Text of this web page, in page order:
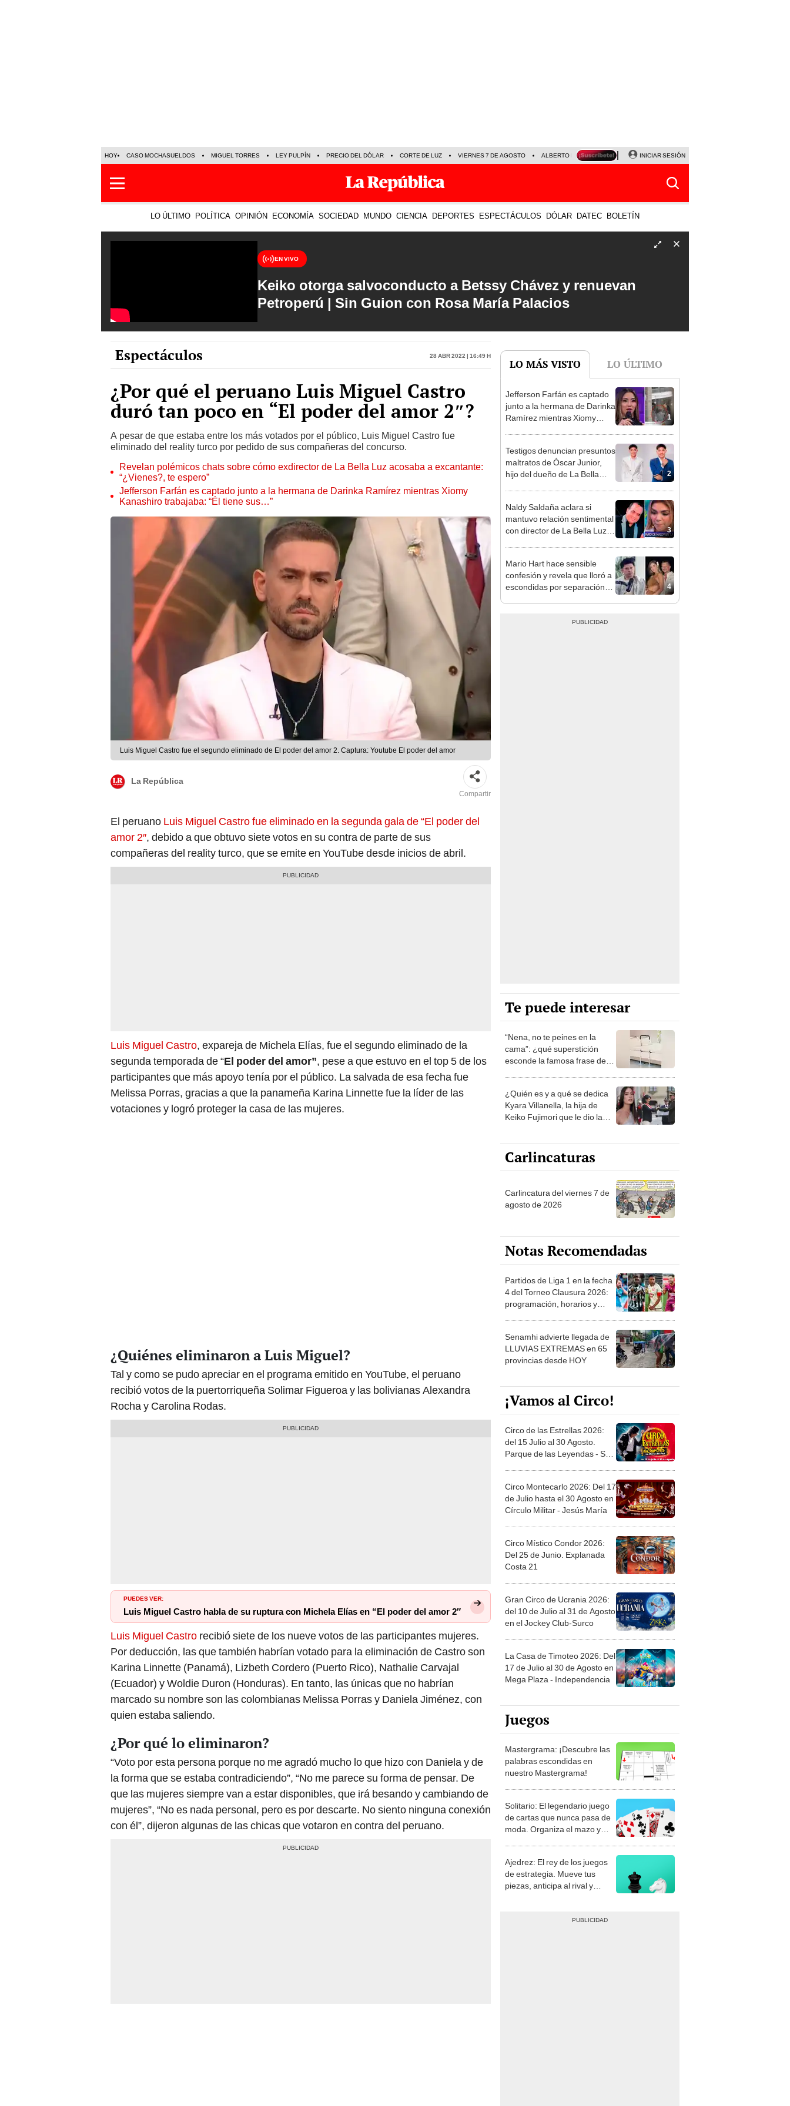
HOY CASO MOCHASUELDOS MIGUEL TORRES LEY PULPÍN PRECIO DEL DÓLAR CORTE DE LUZ VIERNES 7 DE AGOSTO ALBERTO BENAVIDES NALDY SALDAÑA
INICIAR SESIÓN
LO ÚLTIMO POLÍTICA OPINIÓN ECONOMÍA SOCIEDAD MUNDO CIENCIA DEPORTES ESPECTÁCULOS DÓLAR DATEC BOLETÍN
EN VIVO
Keiko otorga salvoconducto a Betssy Chávez y renuevan
Petroperú | Sin Guion con Rosa María Palacios
Espectáculos 28 Abr 2022 | 16:49 h
¿Por qué el peruano Luis Miguel Castro
duró tan poco en “El poder del amor 2″?
A pesar de que estaba entre los más votados por el público, Luis Miguel Castro fue
eliminado del reality turco por pedido de sus compañeras del concurso.
Revelan polémicos chats sobre cómo exdirector de La Bella Luz acosaba a excantante:
“¿Vienes?, te espero”
Jefferson Farfán es captado junto a la hermana de Darinka Ramírez mientras Xiomy
Kanashiro trabajaba: “Él tiene sus…”
Luis Miguel Castro fue el segundo eliminado de El poder del amor 2. Captura: Youtube El poder del amor
La República
Compartir
El peruano Luis Miguel Castro fue eliminado en la segunda gala de “El poder del
amor 2″, debido a que obtuvo siete votos en su contra de parte de sus
compañeras del reality turco, que se emite en YouTube desde inicios de abril.
Luis Miguel Castro, expareja de Michela Elías, fue el segundo eliminado de la
segunda temporada de “El poder del amor”, pese a que estuvo en el top 5 de los
participantes que más apoyo tenía por el público. La salvada de esa fecha fue
Melissa Porras, gracias a que la panameña Karina Linnette fue la líder de las
votaciones y logró proteger la casa de las mujeres.
¿Quiénes eliminaron a Luis Miguel?
Tal y como se pudo apreciar en el programa emitido en YouTube, el peruano
recibió votos de la puertorriqueña Solimar Figueroa y las bolivianas Alexandra
Rocha y Carolina Rodas.
PUEDES VER:
Luis Miguel Castro habla de su ruptura con Michela Elías en “El poder del amor 2″
Luis Miguel Castro recibió siete de los nueve votos de las participantes mujeres.
Por deducción, las que también habrían votado para la eliminación de Castro son
Karina Linnette (Panamá), Lizbeth Cordero (Puerto Rico), Nathalie Carvajal
(Ecuador) y Woldie Duron (Honduras). En tanto, las únicas que no habrían
marcado su nombre son las colombianas Melissa Porras y Daniela Jiménez, con
quien estaba saliendo.
¿Por qué lo eliminaron?
“Voto por esta persona porque no me agradó mucho lo que hizo con Daniela y de
la forma que se estaba contradiciendo”, “No me parece su forma de pensar. De
que las mujeres siempre van a estar disponibles, que irá besando y cambiando de
mujeres”, “No es nada personal, pero es por descarte. No siento ninguna conexión
con él”, dijeron algunas de las chicas que votaron en contra del peruano.
LO MÁS VISTO LO ÚLTIMO
1
Jefferson Farfán es captado
junto a la hermana de Darinka
Ramírez mientras Xiomy
2
Testigos denuncian presuntos
maltratos de Óscar Junior,
hijo del dueño de La Bella
3
Naldy Saldaña aclara si
mantuvo relación sentimental
con director de La Bella Luz
bajo”
4
Mario Hart hace sensible
confesión y revela que lloró a
escondidas por separación
Te puede interesar
“Nena, no te peines en la
cama”: ¿qué superstición
esconde la famosa frase de
¿Quién es y a qué se dedica
Kyara Villanella, la hija de
Keiko Fujimori que le dio la
Carlincaturas
Carlincatura del viernes 7 de
agosto de 2026
Notas Recomendadas
Partidos de Liga 1 en la fecha
4 del Torneo Clausura 2026:
programación, horarios y
Senamhi advierte llegada de
LLUVIAS EXTREMAS en 65
provincias desde HOY
¡Vamos al Circo!
Circo de las Estrellas 2026:
del 15 Julio al 30 Agosto.
Parque de las Leyendas - San
Circo Montecarlo 2026: Del 17
de Julio hasta el 30 Agosto en
Círculo Militar - Jesús María
Circo Místico Condor 2026:
Del 25 de Junio. Explanada
Costa 21
Gran Circo de Ucrania 2026:
del 10 de Julio al 31 de Agosto
en el Jockey Club-Surco
La Casa de Timoteo 2026: Del
17 de Julio al 30 de Agosto en
Mega Plaza - Independencia
Juegos
Mastergrama: ¡Descubre las
palabras escondidas en
nuestro Mastergrama!
Solitario: El legendario juego
de cartas que nunca pasa de
moda. Organiza el mazo y
Ajedrez: El rey de los juegos
de estrategia. Mueve tus
piezas, anticipa al rival y